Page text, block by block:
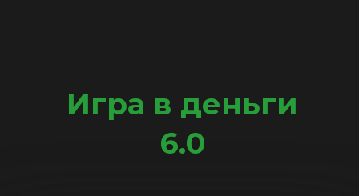
Игра в деньги
6.0